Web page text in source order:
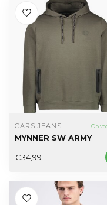
CARS JEANS Op
MYNNER SW ARMY
€34,99